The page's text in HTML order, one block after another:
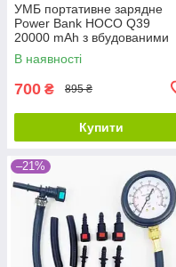
УМБ портативне зарядне
Power Bank HOCO Q39
20000 mAh з вбудованими
кабелями, сіре
В наявності
700 ₴ 895 ₴
Купити
–21%